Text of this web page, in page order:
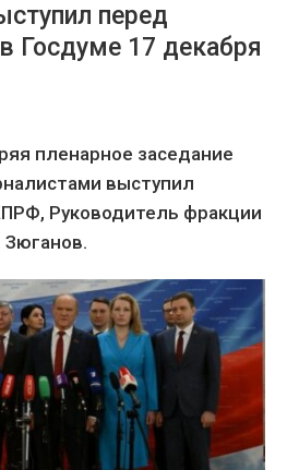
перед
Госдуме 17 декабря
пленарное заседание
выступил
Руководитель фракции